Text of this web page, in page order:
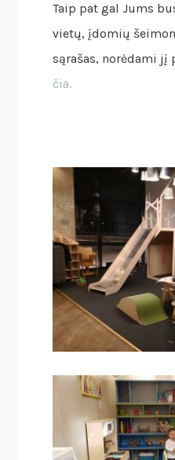
Taip pat gal Jums
vietų, įdomių
sąrašas, norėdami jį
čia.